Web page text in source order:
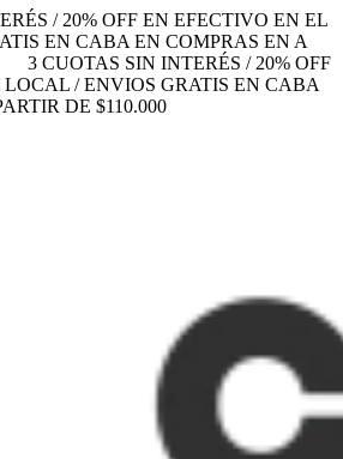
/ 20% OFF EN EFECTIVO EN EL
EN CABA EN COMPRAS EN A
3 CUOTAS SIN INTERÉS / 20% OFF
/ ENVIOS GRATIS EN CABA
DE $110.000